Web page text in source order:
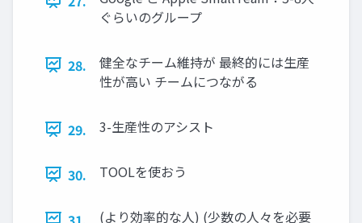
ぐらいのグループ
28.
健全なチーム維持が 最終的には生産
性が高い チームにつながる
29. 3-生産性のアシスト
30. TOOLを使おう
(より効率的な人) (少数の人々を必要